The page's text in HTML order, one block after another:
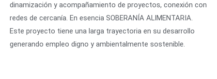
dinamización y acompañamiento de proyectos, conexión con
redes de cercanía. En esencia SOBERANÍA ALIMENTARIA.
Este proyecto tiene una larga trayectoria en su desarrollo
generando empleo digno y ambientalmente sostenible.